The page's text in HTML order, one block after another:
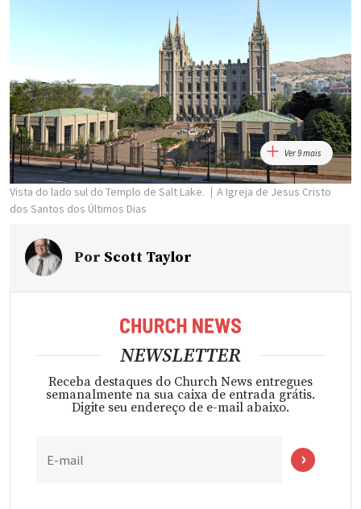
Ver 9 mais
Vista do lado sul do Templo de Salt Lake.
A Igreja de Jesus Cristo
dos Santos dos Últimos Dias
Por Scott Taylor
NEWSLETTER
Receba destaques do Church News entregues
semanalmente na sua caixa de entrada grátis.
Digite seu endereço de e-mail abaixo.
E-mail